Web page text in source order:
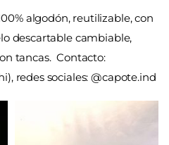
algodón, reutilizable, con
descartable cambiable,
tancas.Contacto:
redes sociales: @capote.ind